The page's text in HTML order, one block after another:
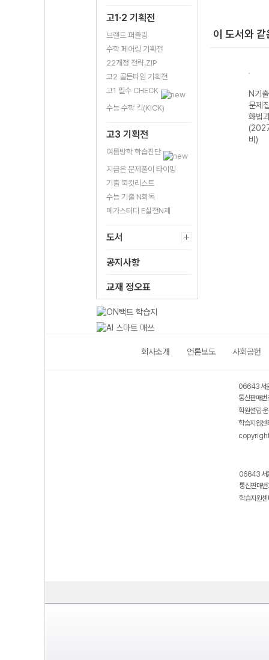
고1·2 기획전
브랜드 퍼즐링
수학 페어링 기획전
22개정 전략.ZIP
고2 골든타임 기획전
고1 필수 CHECK
수능 수학 킥(KICK)
고3 기획전
여름방학 학습진단
지금은 문제풀이 타이밍
기출 북킷리스트
수능 기출 N회독
메가스터디 E실전N제
도서
공지사항
교재 정오표
이 도서와
N기출 수능기출
N기
문제
화법
비)
회사소개 언론보도 사회공헌
06643 서
통신판매
학원설립·
학습지원
06643 서
통신판매
학습지원